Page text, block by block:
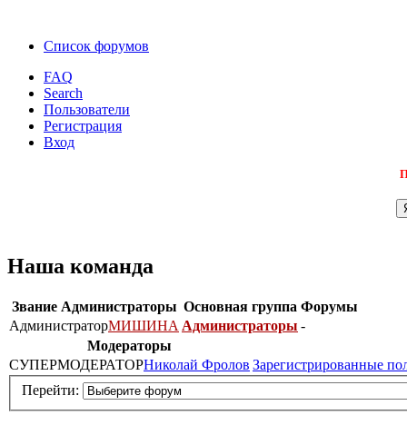
Список форумов
FAQ
Search
Пользователи
Регистрация
Вход
Наша команда
Звание Администраторы Основная группа Форумы
АдминистраторМИШИНА Администраторы -
Модераторы
СУПЕРМОДЕРАТОРНиколай Фролов Зарегистрированные
Перейти: